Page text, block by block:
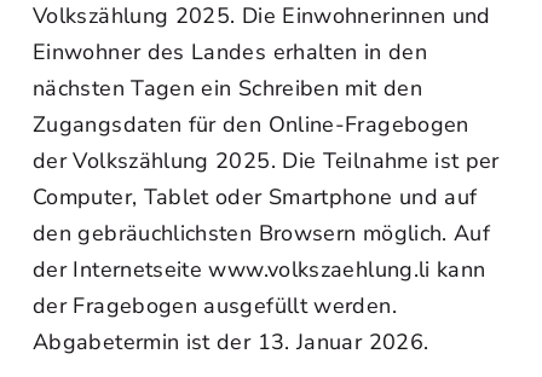
Volkszählung 2025. Die Einwohnerinnen und
Einwohner des Landes erhalten in den
nächsten Tagen ein Schreiben mit den
Zugangsdaten für den Online-Fragebogen
der Volkszählung 2025. Die Teilnahme ist per
Computer, Tablet oder Smartphone und auf
den gebräuchlichsten Browsern möglich. Auf
der Internetseite www.volkszaehlung.li kann
der Fragebogen ausgefüllt werden.
Abgabetermin ist der 13. Januar 2026.